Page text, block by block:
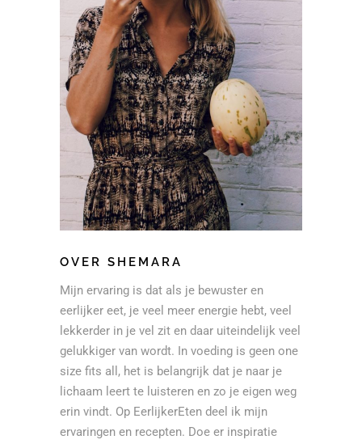
OVER SHEMARA
Mijn ervaring is dat als je bewuster en
eerlijker eet, je veel meer energie hebt, veel
lekkerder in je vel zit en daar uiteindelijk veel
gelukkiger van wordt. In voeding is geen one
size fits all, het is belangrijk dat je naar je
lichaam leert te luisteren en zo je eigen weg
erin vindt. Op EerlijkerEten deel ik mijn
ervaringen en recepten. Doe er inspiratie